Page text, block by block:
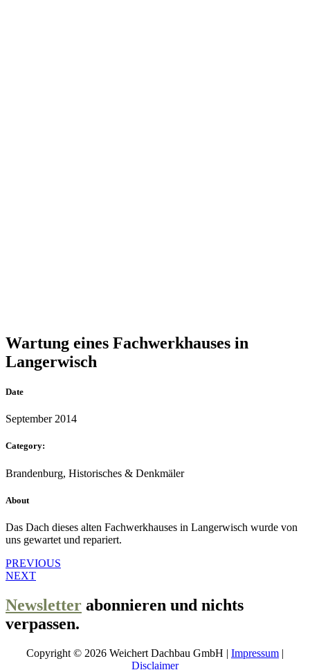
Wartung eines Fachwerkhauses in
Langerwisch
Date
September 2014
Category:
Brandenburg, Historisches & Denkmäler
About
Das Dach dieses alten Fachwerkhauses in Langerwisch wurde von
uns gewartet und repariert.
PREVIOUS
NEXT
Newsletter abonnieren und nichts
verpassen.
Copyright © 2026 Weichert Dachbau GmbH | Impressum |
Disclaimer